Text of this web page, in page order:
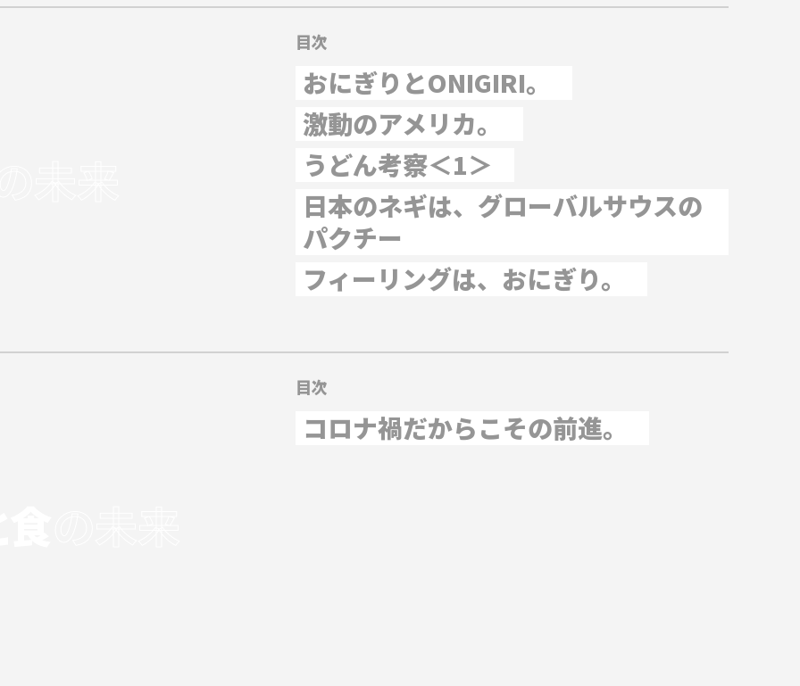
目次
おにぎりとONIGIRI。
激動のアメリカ。
うどん考察＜1＞
日本のネギは、グローバルサウスの
パクチー
フィーリングは、おにぎり。
目次
コロナ禍だからこその前進。